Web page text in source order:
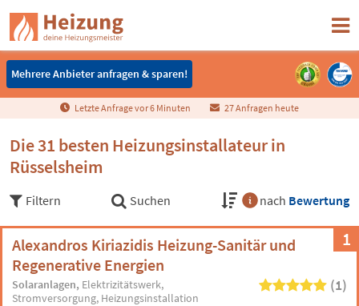
Mehrere Anbieter anfragen & sparen!
Mehrere Anbieter anfragen & sparen!
Letzte Anfrage vor6 Minuten 27 Anfragen heute
Die 31 besten Heizungsinstallateur in
Rüsselsheim
Filtern Suchen nach Bewertung
1
Alexandros Kiriazidis Heizung-Sanitär und
Regenerative Energien
Solaranlagen Elektrizitätswerk
Stromversorgung Heizungsinstallation
(1)